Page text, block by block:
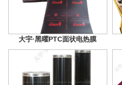
大宇·黑曜PTC面状电热膜